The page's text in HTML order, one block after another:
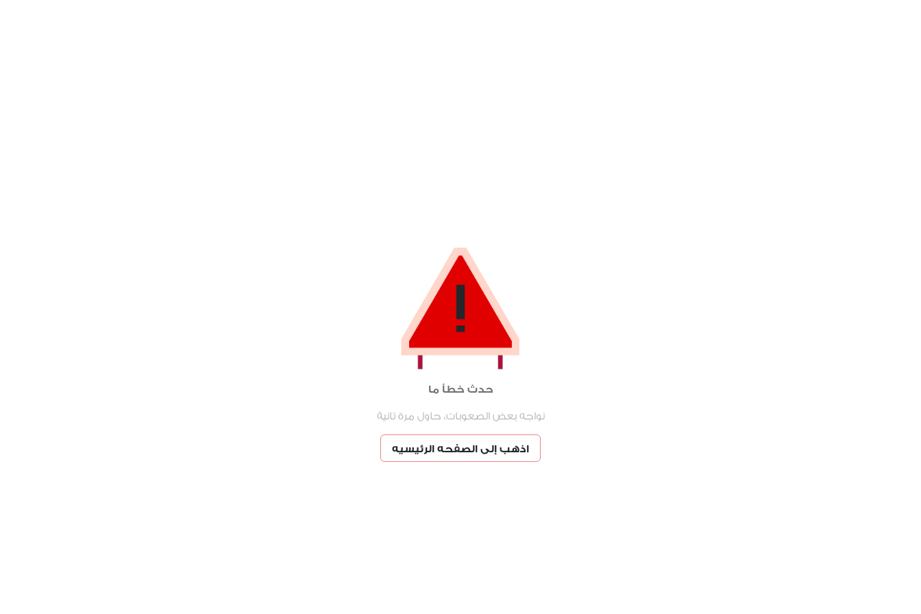
حدث خطأ ما
نواجه بعض الصعوبات، حاول مرة تانية
اذهب إلى الصفحه الرئيسيه